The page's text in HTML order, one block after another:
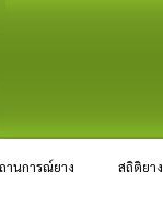
านการณ์ยาง สถิติยาง